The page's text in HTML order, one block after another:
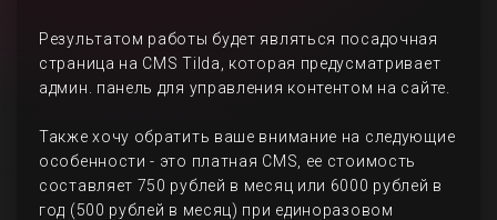
Результатом работы будет являться посадочная
страница на CMS Tilda, которая предусматривает
админ. панель для управления контентом на сайте.
Также хочу обратить ваше внимание на следующие
особенности - это платная CMS, ее стоимость
составляет 750 рублей в месяц или 6000 рублей в
год (500 рублей в месяц) при единоразовом